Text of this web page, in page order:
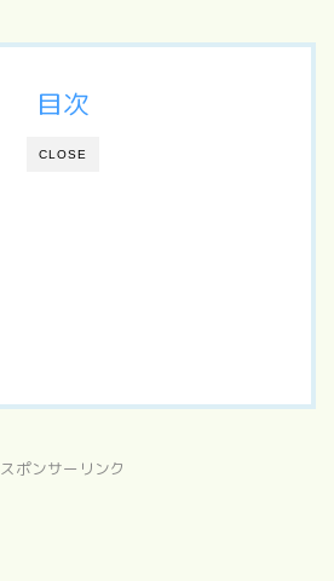
CLOSE
目次
スポンサーリンク